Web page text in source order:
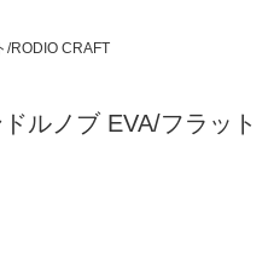
/RODIO CRAFT
ルノブ EVA/フラット